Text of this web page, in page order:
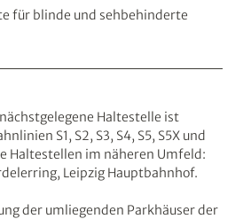
für blinde und sehbehinderte
Haltestelle ist
S1, S2, S3, S4, S5, S5X und
Haltestellen im näheren Umfeld:
Leipzig Hauptbahnhof.
der umliegenden Parkhäuser der